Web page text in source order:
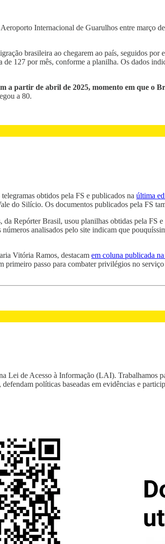
Internacional de Guarulhos entre março
brasileira ao chegarem ao país, seguidos
127 por mês, conforme a planilha. Os dados
a partir de abril de 2025, momento em que o
a 80.
obtidos pela FS e publicados na última
do Silício. Os documentos publicados pela FS
da Repórter Brasil, usou planilhas obtidas pela FS
números analisados pelo site indicam que
Vitória Ramos, destacam em coluna publicada
passo para combater privilégios no
Lei de Acesso à Informação (LAI). Trabalhamos
políticas baseadas em evidências e